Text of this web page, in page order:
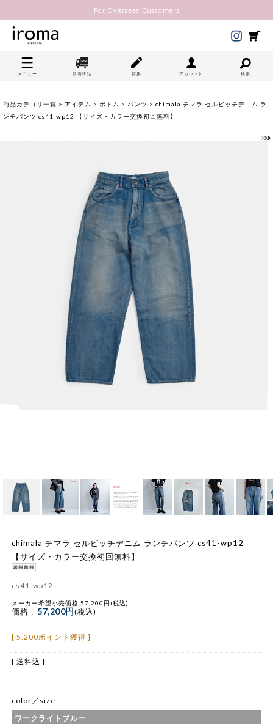
For Overseas Customers
メニュー 新着商品 特集 アカウント 検索
商品カテゴリ一覧 > アイテム > ボトム > パンツ > chimala チマラ セルビッチデニム ラ
ンチパンツ cs41-wp12 【サイズ・カラー交換初回無料】
chimala チマラ セルビッチデニム ランチパンツ cs41-wp12
【サイズ・カラー交換初回無料】
cs41-wp12
メーカー希望小売価格 57,200円(税込)
価格 : 57,200円(税込)
[ 5,200ポイント獲得 ]
[ 送料込 ]
color／size
ワークライトブルー